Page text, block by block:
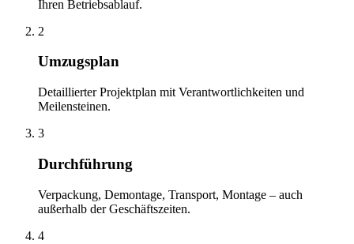
Ihren Betriebsablauf.
2
Umzugsplan
Detaillierter Projektplan mit Verantwortlichkeiten und
Meilensteinen.
3
Durchführung
Verpackung, Demontage, Transport, Montage – auch
außerhalb der Geschäftszeiten.
4